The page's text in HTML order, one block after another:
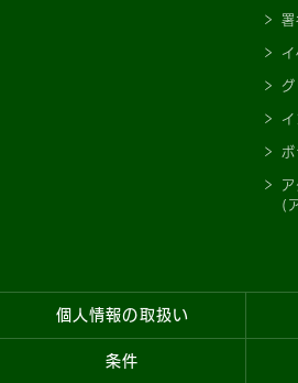
署
イ
(
個人情報の取扱い
条件